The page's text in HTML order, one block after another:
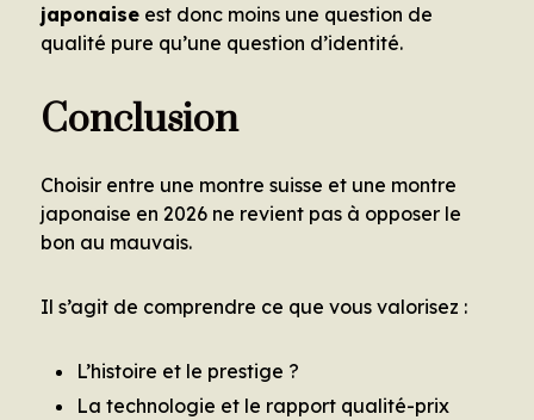
japonaise est donc moins une question de
qualité pure qu’une question d’identité.
Conclusion
Choisir entre une montre suisse et une montre
japonaise en 2026 ne revient pas à opposer le
bon au mauvais.
Il s’agit de comprendre ce que vous valorisez :
L’histoire et le prestige ?
La technologie et le rapport qualité-prix